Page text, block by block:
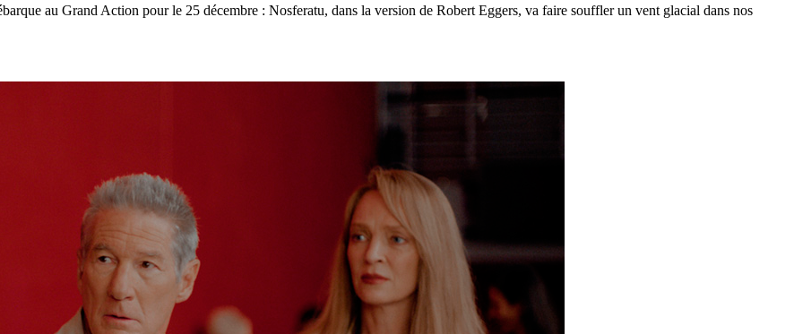
au Grand Action pour le 25 décembre : Nosferatu, dans la version de Robert Eggers, va faire souffler un vent glacial dans nos